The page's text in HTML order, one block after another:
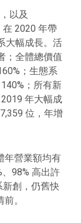
以及
2020 年帶
大幅成長。活
；全體總價值
；生態系
；所有新
年大幅成
位，年增
年營業額均有
98% 高出許
新創，仍舊快
。